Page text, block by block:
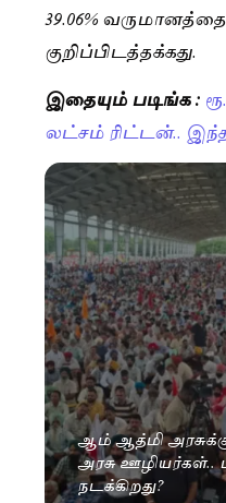
39.06%
குறிப்பிடத்தக்கது.
இதையும் படிங்க :
லட்சம் ரிட்டன்..
ஆம் ஆத்மி அரசுக்கு
அரசு
நடக்கிறது?